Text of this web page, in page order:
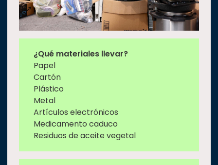
¿Qué materiales llevar?
Papel
Cartón
Plástico
Metal
Artículos electrónicos
Medicamento caduco
Residuos de aceite vegetal